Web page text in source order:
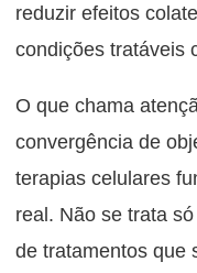
reduzir efeitos
condições tratáveis
O que chama
convergência de
terapias celulares
real. Não se trata
de tratamentos que